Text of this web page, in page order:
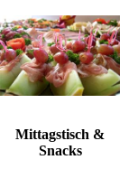
Mittagstisch &
Snacks